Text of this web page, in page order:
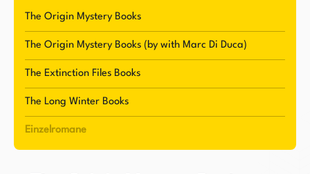
beschloss Riddle, seiner lebenslangen
Leidenschaft für das Schreiben nachzugehen.
Sein Debütroman, The Atlantis Gene, markierte
den Beginn der erfolgreichen Origin Mystery
Million Exemplare in den USA verkauft, ist in 19
Sprachen übersetzt worden und wird von CBS
The Origin Mystery Books
The Origin Mystery Books (by with Marc Di Duca)
The Extinction Files Books
The Long Winter Books
Einzelromane